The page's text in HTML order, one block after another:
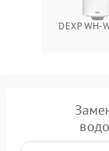
DEXP WH-